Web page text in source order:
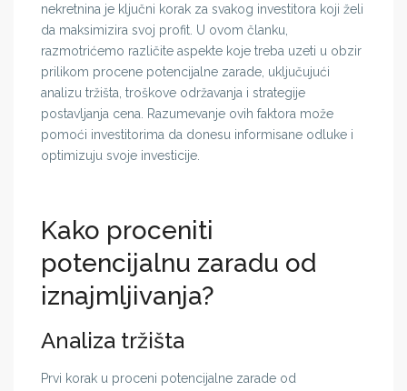
nekretnina je ključni korak za svakog investitora koji želi
da maksimizira svoj profit. U ovom članku,
razmotrićemo različite aspekte koje treba uzeti u obzir
prilikom procene potencijalne zarade, uključujući
analizu tržišta, troškove održavanja i strategije
postavljanja cena. Razumevanje ovih faktora može
pomoći investitorima da donesu informisane odluke i
optimizuju svoje investicije.
Kako proceniti
potencijalnu zaradu od
iznajmljivanja?
Analiza tržišta
Prvi korak u proceni potencijalne zarade od